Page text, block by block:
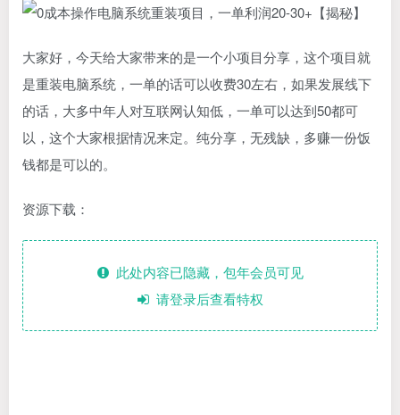
大家好，今天给大家带来的是一个小项目分享，这个项目就
是重装电脑系统，一单的话可以收费30左右，如果发展线下
的话，大多中年人对互联网认知低，一单可以达到50都可
以，这个大家根据情况来定。纯分享，无残缺，多赚一份饭
钱都是可以的。
资源下载：
此处内容已隐藏，包年会员可见
请登录后查看特权